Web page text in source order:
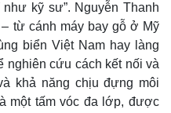
kỹ sư”. Nguyễn Thanh
từ cánh máy bay gỗ ở Mỹ
biển Việt Nam hay làng
nghiên cứu cách kết nối và
khả năng chịu đựng môi
một tấm vóc đa lớp, được